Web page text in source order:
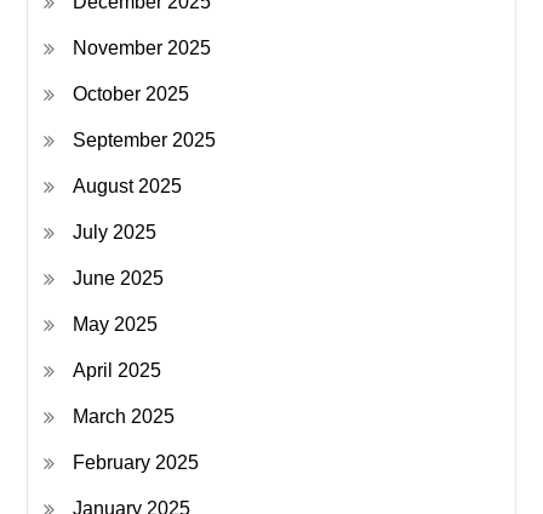
November 2025
October 2025
September 2025
August 2025
July 2025
June 2025
May 2025
April 2025
March 2025
February 2025
January 2025